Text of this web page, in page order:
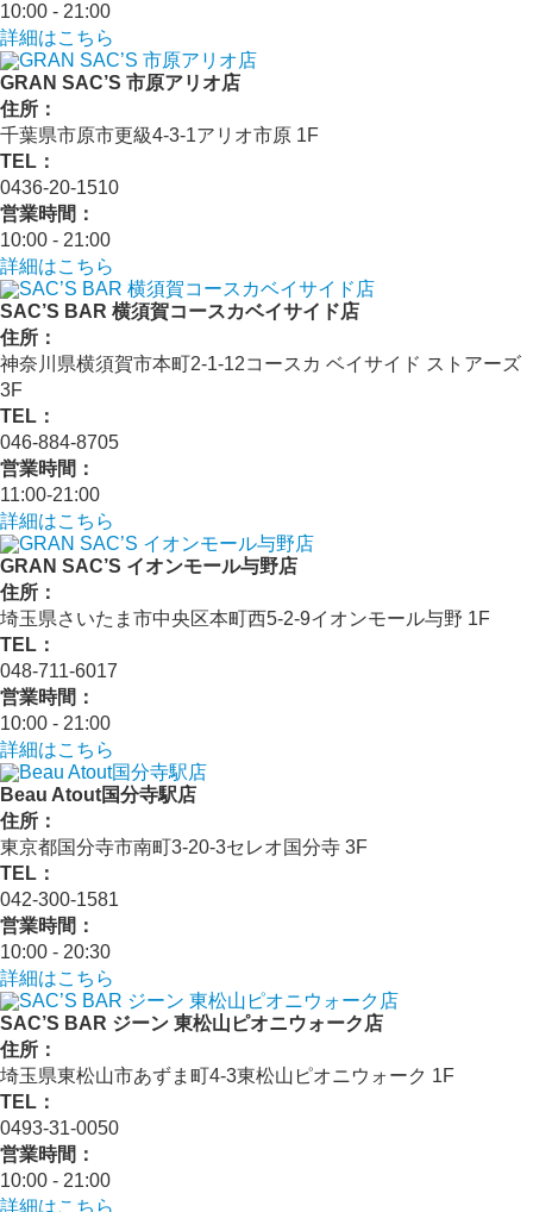
10:00 - 21:00
詳細はこちら
GRAN SAC’S 市原アリオ店
住所：
千葉県市原市更級4-3-1アリオ市原 1F
TEL：
0436-20-1510
営業時間：
10:00 - 21:00
詳細はこちら
SAC’S BAR 横須賀コースカベイサイド店
住所：
神奈川県横須賀市本町2-1-12コースカ ベイサイド ストアーズ
3F
TEL：
046-884-8705
営業時間：
11:00-21:00
詳細はこちら
GRAN SAC’S イオンモール与野店
住所：
埼玉県さいたま市中央区本町西5-2-9イオンモール与野 1F
TEL：
048-711-6017
営業時間：
10:00 - 21:00
詳細はこちら
Beau Atout国分寺駅店
住所：
東京都国分寺市南町3-20-3セレオ国分寺 3F
TEL：
042-300-1581
営業時間：
10:00 - 20:30
詳細はこちら
SAC’S BAR ジーン 東松山ピオニウォーク店
住所：
埼玉県東松山市あずま町4-3東松山ピオニウォーク 1F
TEL：
0493-31-0050
営業時間：
10:00 - 21:00
詳細はこちら